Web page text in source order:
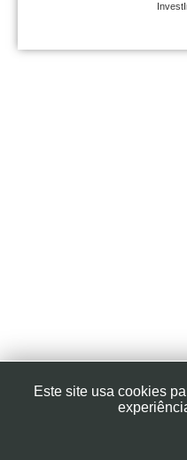
Este site usa cookies